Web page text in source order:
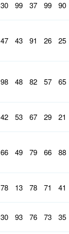
30 99 37 99 90
47 43 91 26 25
98 48 82 57 65
42 53 67 29 21
66 49 79 66 88
78 13 78 71 41
30 93 76 73 35